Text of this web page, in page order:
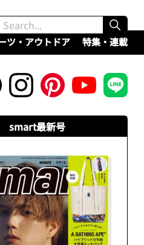
ツ・アウトドア 特集・連載
smart最新号